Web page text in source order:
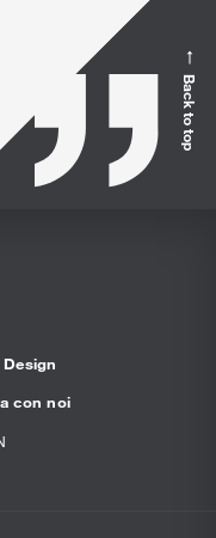
Back to top
con noi